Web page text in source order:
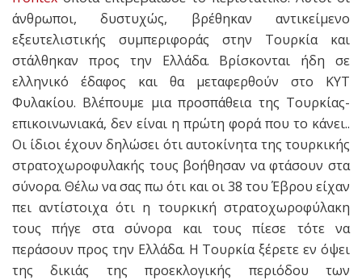
άνθρωποι, δυστυχώς, βρέθηκαν αντικείμενο
εξευτελιστικής συμπεριφοράς στην Τουρκία και
στάλθηκαν προς την Ελλάδα. Βρίσκονται ήδη σε
ελληνικό έδαφος και θα μεταφερθούν στο ΚΥΤ
Φυλακίου. Βλέπουμε μια προσπάθεια της Τουρκίας-
επικοινωνιακά, δεν είναι η πρώτη φορά που το κάνει..
Οι ίδιοι έχουν δηλώσει ότι αυτοκίνητα της τουρκικής
στρατοχωροφυλακής τους βοήθησαν να φτάσουν στα
σύνορα. Θέλω να σας πω ότι και οι 38 του Έβρου είχαν
πει αντίστοιχα ότι η τουρκική στρατοχωροφύλακη
τους πήγε στα σύνορα και τους πίεσε τότε να
περάσουν προς την Ελλάδα. Η Τουρκία ξέρετε εν όψει
της δικιάς της προεκλογικής περιόδου των